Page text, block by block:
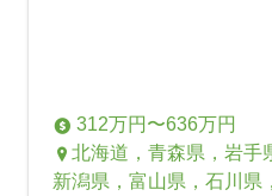
312万円〜636万円
北海道，青森県，岩手
新潟県，富山県，石川県